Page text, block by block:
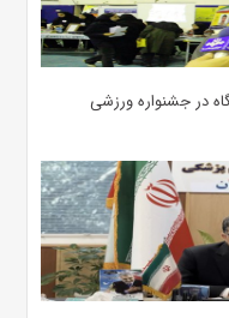
در جشنواره ورزشی